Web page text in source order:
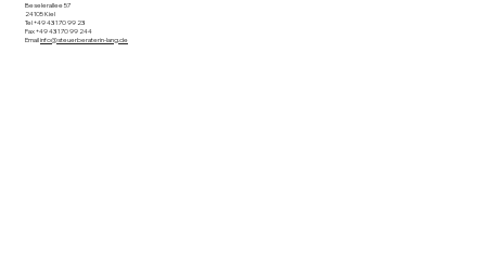
Beselerallee 57
24105 Kiel
Tel +49 431 70 99 23
Fax +49 431 70 99 244
Emailinfo@steuerberaterin-lang.de